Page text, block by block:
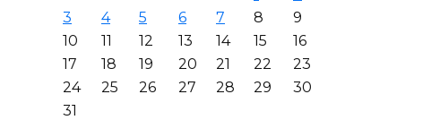
3
4 5 6 7 8
9
10
11 12 13 14 15
16
17
18 19 20 21 22
23
24
25 26 27 28 29
30
31